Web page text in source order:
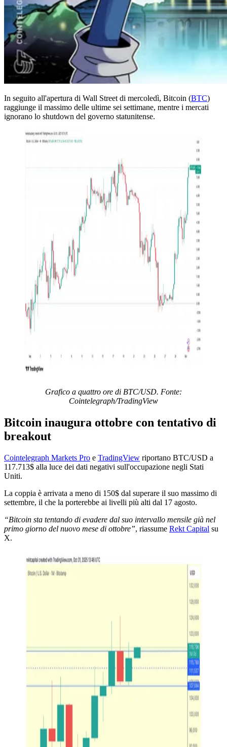
In seguito all'apertura di Wall Street di mercoledì, Bitcoin (BTC)
raggiunge il massimo delle ultime sei settimane, mentre i mercati
ignorano lo shutdown del governo statunitense.
Grafico a quattro ore di BTC/USD. Fonte:
Cointelegraph/TradingView
Bitcoin inaugura ottobre con tentativo di
breakout
Cointelegraph Markets Pro e TradingView riportano BTC/USD a
117.713$ alla luce dei dati negativi sull'occupazione negli Stati
Uniti.
La coppia è arrivata a meno di 150$ dal superare il suo massimo di
settembre, il che la porterebbe ai livelli più alti dal 17 agosto.
“Bitcoin sta tentando di evadere dal suo intervallo mensile già nel
primo giorno del nuovo mese di ottobre”, riassume Rekt Capital su
X.